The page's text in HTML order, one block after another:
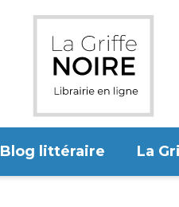
Blog littéraire La